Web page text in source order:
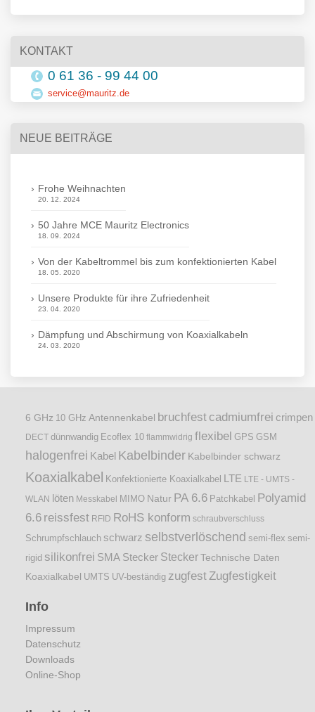
KONTAKT
0 61 36 - 99 44 00
service@mauritz.de
NEUE BEITRÄGE
Frohe Weihnachten
20. 12. 2024
50 Jahre MCE Mauritz Electronics
18. 09. 2024
Von der Kabeltrommel bis zum konfektionierten Kabel
18. 05. 2020
Unsere Produkte für ihre Zufriedenheit
23. 04. 2020
Dämpfung und Abschirmung von Koaxialkabeln
24. 03. 2020
6 GHz 10 GHz Antennenkabel bruchfest cadmiumfrei crimpen
DECT dünnwandig Ecoflex 10 flammwidrig flexibel GPS GSM
halogenfrei Kabel Kabelbinder Kabelbinder schwarz
Koaxialkabel Konfektionierte Koaxialkabel LTE LTE - UMTS -
WLAN
löten Messkabel MIMO Natur PA 6.6 Patchkabel Polyamid
6.6 reissfest RFID RoHS konform schraubverschluss
Schrumpfschlauch schwarz selbstverlöschend semi-flex semi-
rigid silikonfrei SMA Stecker Stecker Technische Daten
Koaxialkabel UMTS UV-beständig zugfestZugfestigkeit
Info
Impressum
Datenschutz
Downloads
Online-Shop